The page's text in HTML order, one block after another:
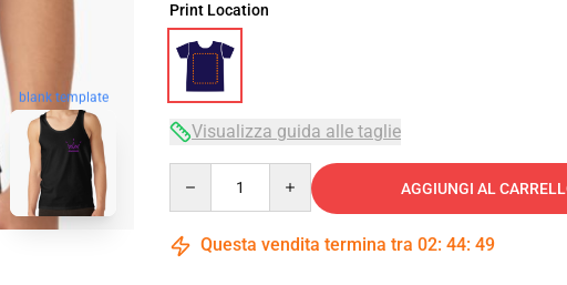
blank template
Print Location
Visualizza guida alle taglie
AGGIUNGI AL
Questa vendita termina tra 02: 44: 48